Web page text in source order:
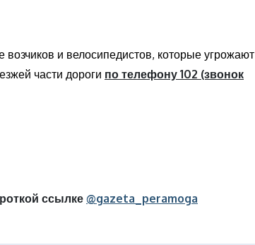
и велосипедистов, которые угрожают
части дороги по телефону 102 (звонок
ссылке @gazeta_peramoga